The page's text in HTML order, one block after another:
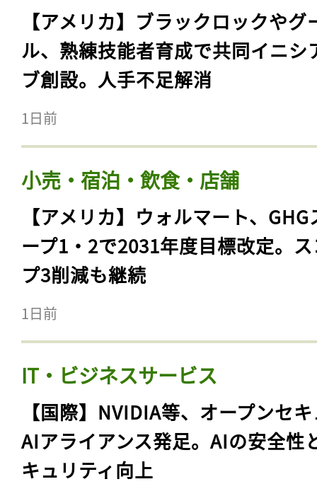
【アメリカ】ブラックロックやグ
ル、熟練技能者育成で共同イニシ
ブ創設。人手不足解消
1日前
小売・宿泊・飲食・店舗
【アメリカ】ウォルマート、GHG
ープ1・2で2031年度目標改定。
プ3削減も継続
1日前
IT・ビジネスサービス
【国際】NVIDIA等、オープンセ
AIアライアンス発足。AIの安全性
キュリティ向上